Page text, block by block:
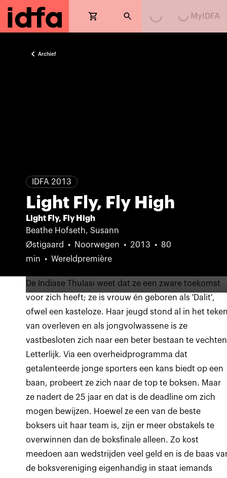
Loading...Loading...
MyIDFA
Archief
IDFA 2013
Light Fly, Fly High
Light Fly, Fly High
Beathe Hofseth, Susann
Østigaard
Noorwegen 2013
80
min
Wereldpremière
De Indiase Thulasi weet dat ze een zware toekomst
voor zich heeft; ze is vrouw én geboren als 'Dalit',
ofwel een kasteloze. Haar jeugd stond al in het
van overleven en als jongvolwassene is ze
vastbesloten zich naar een beter bestaan te
Letterlijk. Via een overheidprogramma dat
getalenteerde jonge sporters een kans biedt op een
baan, probeert ze zich naar de top te boksen. Maar
ze nadert de 25 jaar en dat is de deadline om zich
mogen bewijzen. Hoewel ze een van de beste
boksers uit haar team is, zijn er meer obstakels te
overwinnen dan de boksfinale alleen. Zo kost
meedoen aan wedstrijden veel geld en is de baas
de boksvereniging eigenhandig in staat iemands